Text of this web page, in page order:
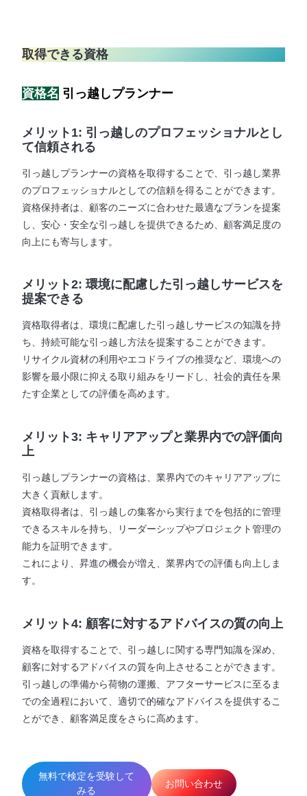
取得できる資格
資格名 引っ越しプランナー
メリット1: 引っ越しのプロフェッショナルとし
て信頼される
引っ越しプランナーの資格を取得することで、引っ越し業界
のプロフェッショナルとしての信頼を得ることができます。
資格保持者は、顧客のニーズに合わせた最適なプランを提案
し、安心・安全な引っ越しを提供できるため、顧客満足度の
向上にも寄与します。
メリット2: 環境に配慮した引っ越しサービスを
提案できる
資格取得者は、環境に配慮した引っ越しサービスの知識を持
ち、持続可能な引っ越し方法を提案することができます。
リサイクル資材の利用やエコドライブの推奨など、環境への
影響を最小限に抑える取り組みをリードし、社会的責任を果
たす企業としての評価を高めます。
メリット3: キャリアアップと業界内での評価向
上
引っ越しプランナーの資格は、業界内でのキャリアアップに
大きく貢献します。
資格取得者は、引っ越しの集客から実行までを包括的に管理
できるスキルを持ち、リーダーシップやプロジェクト管理の
能力を証明できます。
これにより、昇進の機会が増え、業界内での評価も向上しま
す。
メリット4: 顧客に対するアドバイスの質の向上
資格を取得することで、引っ越しに関する専門知識を深め、
顧客に対するアドバイスの質を向上させることができます。
引っ越しの準備から荷物の運搬、アフターサービスに至るま
での全過程において、適切で的確なアドバイスを提供するこ
とができ、顧客満足度をさらに高めます。
無料で検定を受験して
みる
お問い合わせ